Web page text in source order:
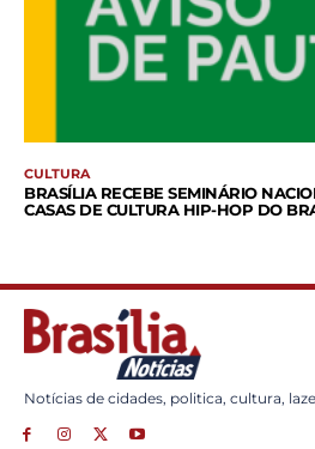
CULTURA
BRASÍLIA RECEBE SEMINÁRIO
CASAS DE CULTURA HIP-HOP DO
Notícias de cidades, politica, cultura,